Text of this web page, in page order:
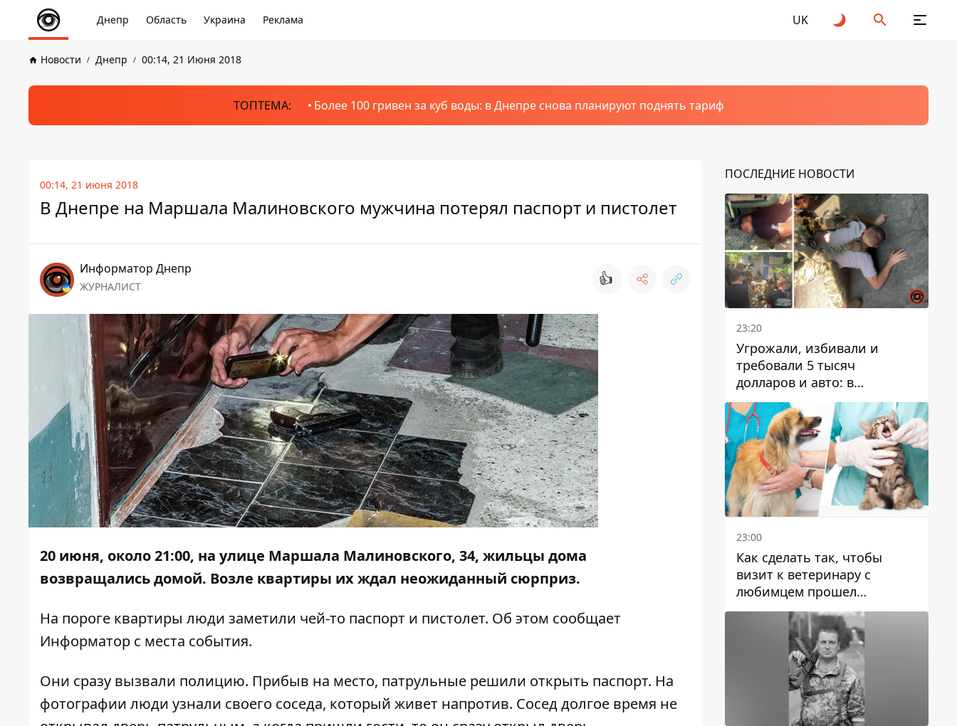
Днепр Область Украина Реклама UK
Новости Днепр 00:14, 21 Июня 2018
ТОПТЕМА: Более 100 гривен за куб воды: в Днепре снова планируют поднять тариф
00:14, 21 июня 2018
В Днепре на Маршала Малиновского мужчина потерял паспорт и пистолет
Информатор Днепр
ЖУРНАЛИСТ 👍
20 июня, около 21:00, на улице Маршала Малиновского, 34, жильцы дома
возвращались домой. Возле квартиры их ждал неожиданный сюрприз.
На пороге квартиры люди заметили чей-то паспорт и пистолет. Об этом сообщает
Информатор с места события.
Они сразу вызвали полицию. Прибыв на место, патрульные решили открыть паспорт. На
фотографии люди узнали своего соседа, который живет напротив. Сосед долгое время не
ПОСЛЕДНИЕ НОВОСТИ
23:20
Угрожали, избивали и
требовали 5 тысяч
долларов и авто: в
Павлограде задержали двух
мужчин
23:00
Как сделать так, чтобы
визит к ветеринару с
любимцем прошел
спокойно: простые советы